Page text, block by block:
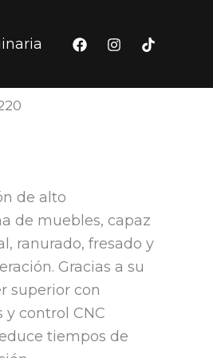
de alto
de muebles, capaz
ranurado, fresado y
Gracias a su
superior con
control CNC
tiempos de